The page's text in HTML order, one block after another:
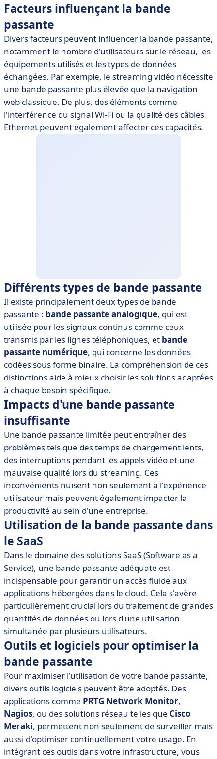
Facteurs influençant la bande
passante
Divers facteurs peuvent influencer la bande passante,
notamment le nombre d'utilisateurs sur le réseau, les
équipements utilisés et les types de données
échangées. Par exemple, le streaming vidéo nécessite
une bande passante plus élevée que la navigation
web classique. De plus, des éléments comme
l'interférence du signal Wi-Fi ou la qualité des câbles
Ethernet peuvent également affecter ces capacités.
Différents types de bande passante
Il existe principalement deux types de bande
passante : bande passante analogique, qui est
utilisée pour les signaux continus comme ceux
transmis par les lignes téléphoniques, et bande
passante numérique, qui concerne les données
codées sous forme binaire. La compréhension de ces
distinctions aide à mieux choisir les solutions adaptées
à chaque besoin spécifique.
Impacts d'une bande passante
insuffisante
Une bande passante limitée peut entraîner des
problèmes tels que des temps de chargement lents,
des interruptions pendant les appels vidéo et une
mauvaise qualité lors du streaming. Ces
inconvénients nuisent non seulement à l'expérience
utilisateur mais peuvent également impacter la
productivité au sein d'une entreprise.
Utilisation de la bande passante dans
le SaaS
Dans le domaine des solutions SaaS (Software as a
Service), une bande passante adéquate est
indispensable pour garantir un accès fluide aux
applications hébergées dans le cloud. Cela s'avère
particulièrement crucial lors du traitement de grandes
quantités de données ou lors d'une utilisation
simultanée par plusieurs utilisateurs.
Outils et logiciels pour optimiser la
bande passante
Pour maximiser l'utilisation de votre bande passante,
divers outils logiciels peuvent être adoptés. Des
applications comme PRTG Network Monitor,
Nagios, ou des solutions réseau telles que Cisco
Meraki, permettent non seulement de surveiller mais
aussi d'optimiser continuellement votre usage. En
intégrant ces outils dans votre infrastructure, vous